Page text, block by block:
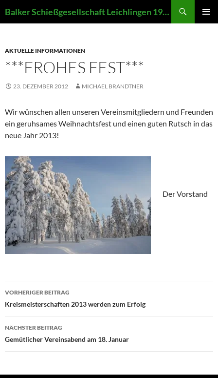
Inhalt
Balker Schießgesellschaft Leichlingen 1907 e.V.
AKTUELLE INFORMATIONEN
***FROHES FEST***
23. DEZEMBER 2012 MICHAEL BRANDTNER
Wir wünschen allen unseren Vereinsmitgliedern und Freunden
ein geruhsames Weihnachtsfest und einen guten Rutsch in das
neue Jahr 2013!
Der Vorstand
Beitragsnavigation
VORHERIGER BEITRAG
Kreismeisterschaften 2013 werden zum Erfolg
NÄCHSTER BEITRAG
Gemütlicher Vereinsabend am 18. Januar